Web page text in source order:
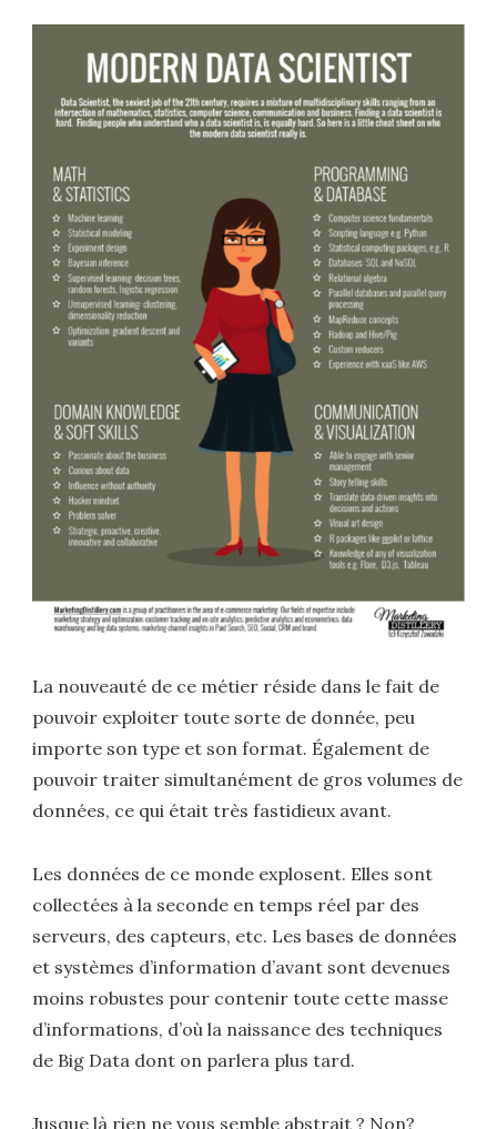
La nouveauté de ce métier réside dans le fait de
pouvoir exploiter toute sorte de donnée, peu
importe son type et son format. Également de
pouvoir traiter simultanément de gros volumes de
données, ce qui était très fastidieux avant.
Les données de ce monde explosent. Elles sont
collectées à la seconde en temps réel par des
serveurs, des capteurs, etc. Les bases de données
et systèmes d’information d’avant sont devenues
moins robustes pour contenir toute cette masse
d’informations, d’où la naissance des techniques
de Big Data dont on parlera plus tard.
Jusque là rien ne vous semble abstrait ? Non?